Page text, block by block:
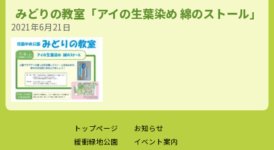
みどりの教室「アイの生葉染め 綿のストール」
2021年6月21日
トップページ
緩衝緑地公園
お知らせ
イベント案内